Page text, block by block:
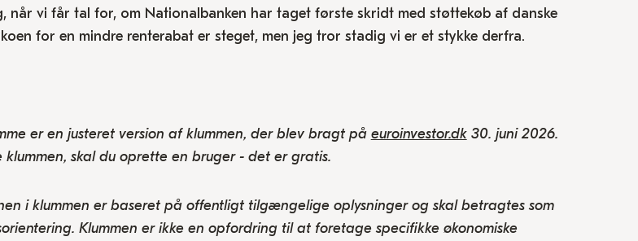
når vi får tal for, om Nationalbanken har taget første skridt med støttekøb af danske
for en mindre renterabat er steget, men jeg tror stadig vi er et stykke derfra.
er en justeret version af klummen, der blev bragt på euroinvestor.dk30. juni 2026.
skal du oprette en bruger - det er gratis.
i klummen er baseret på offentligt tilgængelige oplysninger og skal betragtes som
Klummen er ikke en opfordring til at foretage specifikke økonomiske